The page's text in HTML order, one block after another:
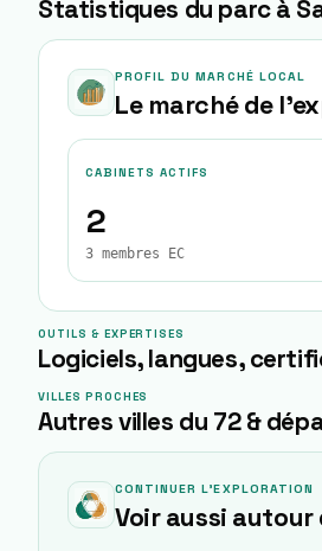
Statistiques du parc à
PROFIL DU MARCHÉ LOCAL
Le marché de
CABINETS ACTIFS
2
3 membres EC
OUTILS & EXPERTISES
Logiciels, langues,
VILLES PROCHES
Autres villes du 72 &
CONTINUER L'EXPLORATION
Voir aussi autour